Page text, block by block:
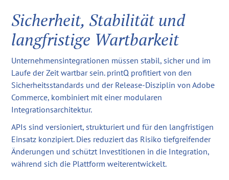
Sicherheit, Stabilität und
langfristige Wartbarkeit
Unternehmensintegrationen müssen stabil, sicher und im
Laufe der Zeit wartbar sein. printQ profitiert von den
Sicherheitsstandards und der Release-Disziplin von Adobe
Commerce, kombiniert mit einer modularen
Integrationsarchitektur.
APIs sind versioniert, strukturiert und für den langfristigen
Einsatz konzipiert. Dies reduziert das Risiko tiefgreifender
Änderungen und schützt Investitionen in die Integration,
während sich die Plattform weiterentwickelt.